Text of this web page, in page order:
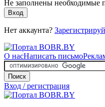
Не заполнены необходимые
Вход
Нет аккаунта?
О насНаписать письмо
Поиск
Вход / регистрация